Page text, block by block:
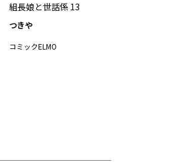
組長娘と世話係 13
つきや
コミックELMO